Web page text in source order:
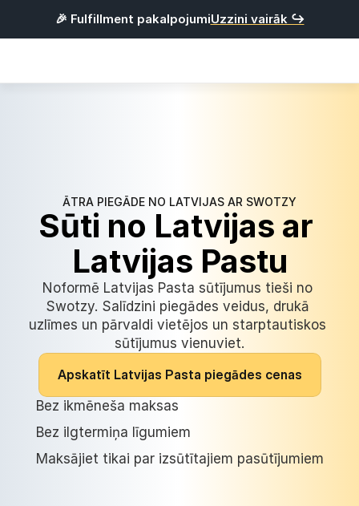
🎉 Fulfillment pakalpojumiUzzini vairāk ↪
P esl ēgties
R e ģis trē es
Latviešu
ĀTRA PIEGĀDE NO LATVIJAS AR SWOTZY
Sūti no Latvijas ar
Latvijas Pastu
Noformē Latvijas Pasta sūtījumus tieši no
Swotzy. Salīdzini piegādes veidus, drukā
uzlīmes un pārvaldi vietējos un starptautiskos
sūtījumus vienuviet.
Apskatīt Latvijas Pasta piegādes cenas
Bez ikmēneša maksas
Bez ilgtermiņa līgumiem
Maksājiet tikai par izsūtītajiem pasūtījumiem